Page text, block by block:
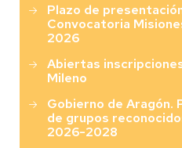
Plazo de
Convocatoria
2026
Abiertas
Mileno
Gobierno de Aragón.
de grupos
2026-2028